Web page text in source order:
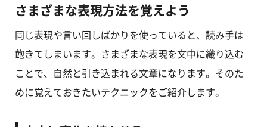
さまざまな表現方法を覚えよう
同じ表現や言い回しばかりを使っていると、読み手は
飽きてしまいます。さまざまな表現を文中に織り込む
ことで、自然と引き込まれる文章になります。そのた
めに覚えておきたいテクニックをご紹介します。